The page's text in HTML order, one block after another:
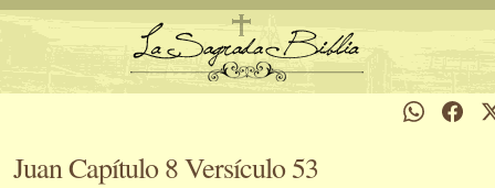
Juan Capítulo 8 Versículo 53